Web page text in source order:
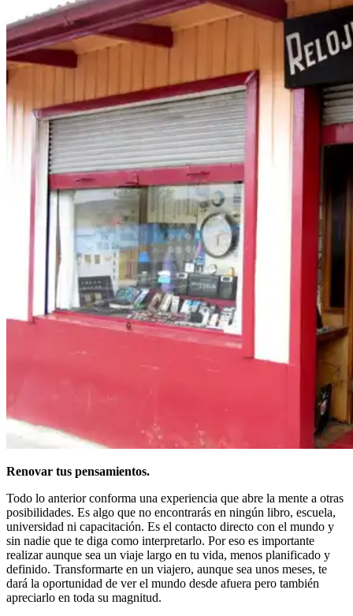
Renovar tus pensamientos.
Todo lo anterior conforma una experiencia que abre la mente a otras
posibilidades. Es algo que no encontrarás en ningún libro, escuela,
universidad ni capacitación. Es el contacto directo con el mundo y
sin nadie que te diga como interpretarlo. Por eso es importante
realizar aunque sea un viaje largo en tu vida, menos planificado y
definido. Transformarte en un viajero, aunque sea unos meses, te
dará la oportunidad de ver el mundo desde afuera pero también
apreciarlo en toda su magnitud.